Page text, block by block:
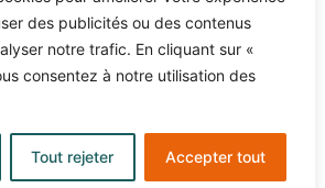
des publicités ou des contenus
notre trafic. En cliquant sur «
consentez à notre utilisation des
Tout rejeter Accepter tout
à lancer, une marque à
communication à renforcer
un premier échange
vos besoins et vous